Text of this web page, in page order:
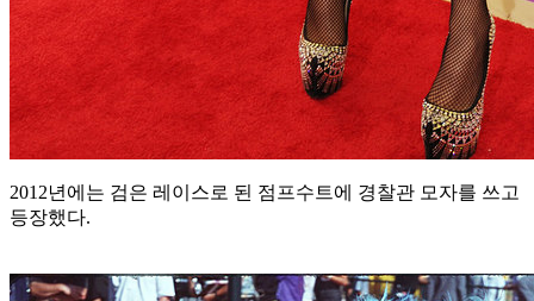
2012년에는 검은 레이스로 된 점프수트에 경찰관 모자를 쓰고
등장했다.